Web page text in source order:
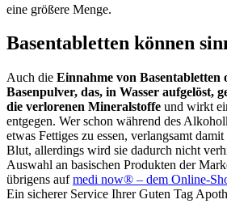
eine größere Menge.
Basentabletten können
Auch die Einnahme von Basentabletten
Basenpulver, das, in Wasser aufgelöst,
die verlorenen Mineralstoffe und wirkt
entgegen. Wer schon während des
etwas Fettiges zu essen, verlangsamt
Blut, allerdings wird sie dadurch nicht
Auswahl an basischen Produkten der
übrigens aufmedi now® – dem Online-
Ein sicherer Service Ihrer Guten Tag